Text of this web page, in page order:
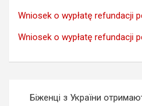
Wniosek o wypłatę refundacji
Wniosek o wypłatę refundacji
Біженці з України